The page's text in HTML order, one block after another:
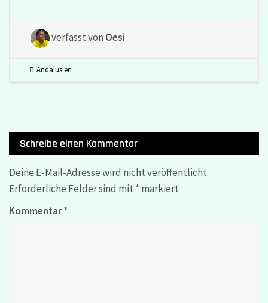
verfasst von Oesi
Andalusien
Schreibe einen Kommentar
Deine E-Mail-Adresse wird nicht veröffentlicht.
Erforderliche Felder sind mit* markiert
Kommentar*